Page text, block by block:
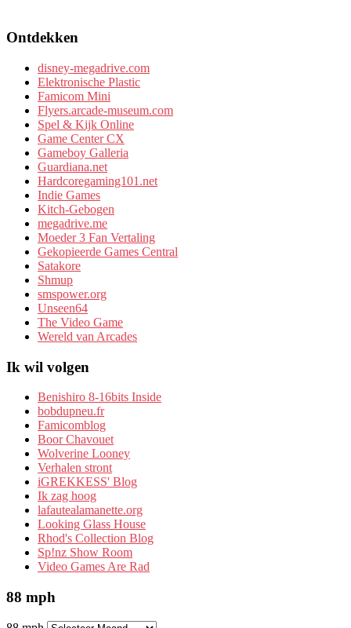
Ontdekken
disney-megadrive.com
Elektronische Plastic
Famicom Mini
Flyers.arcade-museum.com
Spel & Kijk Online
Game Center CX
Gameboy Galleria
Guardiana.net
Hardcoregaming101.net
Indie Games
Kitch-Gebogen
megadrive.me
Moeder 3 Fan Vertaling
Gekopieerde Games Central
Satakore
Shmup
smspower.org
Unseen64
The Video Game
Wereld van Arcades
Ik wil volgen
Benishiro 8-16bits Inside
bobdupneu.fr
Famicomblog
Boor Chavouet
Wolverine Looney
Verhalen stront
iGREKKESS' Blog
Ik zag hoog
lafautealamanette.org
Looking Glass House
Rhod's Collection Blog
Sp!nz Show Room
Video Games Are Rad
88 mph